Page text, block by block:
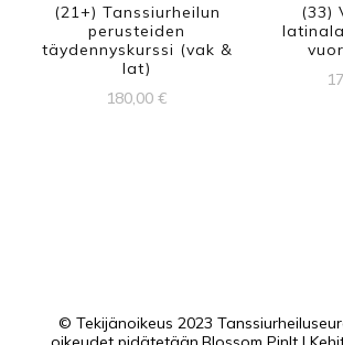
(21+) Tanssiurheilun
perusteiden
täydennyskurssi (vak &
lat)
180,00€
(33)
© Tekijänoikeus 2023